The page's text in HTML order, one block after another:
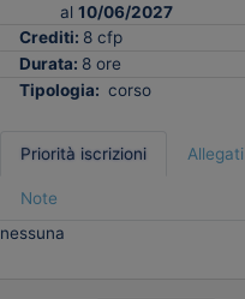
al 10/06/2027
Crediti: 8 cfp
Durata: 8 ore
Tipologia: corso
Priorità iscrizioni Allegati
Note
nessuna